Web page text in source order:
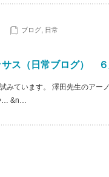
ブログ 日常
サス（日常ブログ）
みています。 澤田先生のアー
… &n…